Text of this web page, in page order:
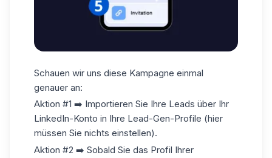
Schauen wir uns diese Kampagne einmal
genauer an:
Aktion #1 ➡️ Importieren Sie Ihre Leads über Ihr
LinkedIn-Konto in Ihre Lead-Gen-Profile (hier
müssen Sie nichts einstellen).
Aktion #2 ➡️ Sobald Sie das Profil Ihrer